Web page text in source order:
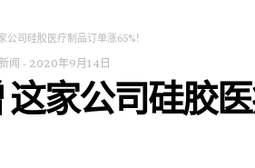
公司硅胶医疗制品订单涨65%！
闻 - 2020年9月14日
这家公司硅胶